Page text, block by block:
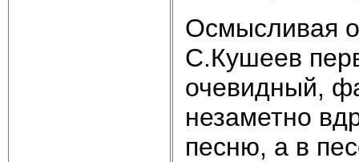
Осмысливая
С.Кушеев
очевидный,
незаметно
песню, а в